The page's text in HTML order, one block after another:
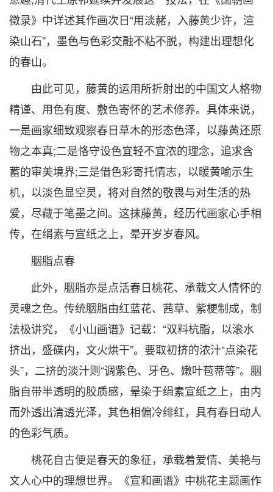
徵录》中详述其作画次日“用淡赭，入藤黄少许，渲
染山石”，墨色与色彩交融不粘不脱，构建出理想化
的春山。
由此可见，藤黄的运用所折射出的中国文人格物
精谨、用色有度、敷色寄怀的艺术修养。具体来说，
一是画家细致观察春日草木的形态色泽，以藤黄还原
物之本真;二是恪守设色宜轻不宜浓的理念，追求含
蓄的审美境界;三是借色彩寄托情志，以暖黄喻示生
机，以淡色显空灵，将对自然的敬畏与对生活的热
爱，尽藏于笔墨之间。这抹藤黄，经历代画家心手相
传，在绢素与宣纸之上，晕开岁岁春风。
胭脂点春
此外，胭脂亦是点活春日桃花、承载文人情怀的
灵魂之色。传统胭脂由红蓝花、茜草、紫梗制成，制
法极讲究，《小山画谱》记载：“双料杭脂，以滚水
挤出，盛碟内，文火烘干”。要取初挤的浓汁“点染花
头”，二挤的淡汁则“调紫色、牙色、嫩叶苞蒂等”。胭
脂自带半透明的胶质感，晕染于绢素宣纸之上，由内
而外透出清透光泽，其色相偏冷绯红，具有春日动人
的色彩气质。
桃花自古便是春天的象征，承载着爱情、美艳与
文人心中的理想世界。《宣和画谱》中桃花主题画作